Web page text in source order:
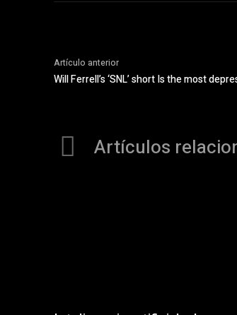
Artículo anterior
Will Ferrell’s ‘SNL’ short Is the most
Artículos